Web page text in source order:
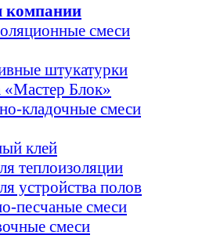
компании
смеси
штукатурки
«Мастер Блок»
кладочные смеси
клей
теплоизоляции
устройства полов
песчаные смеси
смеси